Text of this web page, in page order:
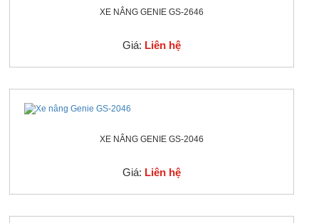
XE NÂNG GENIE GS-2646
Giá: Liên hệ
XE NÂNG GENIE GS-2046
Giá: Liên hệ